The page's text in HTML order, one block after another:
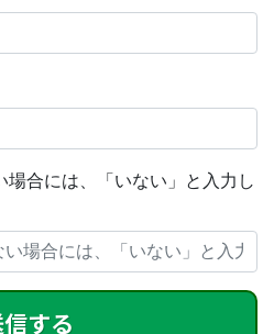
合には、「いない」と入力し
する